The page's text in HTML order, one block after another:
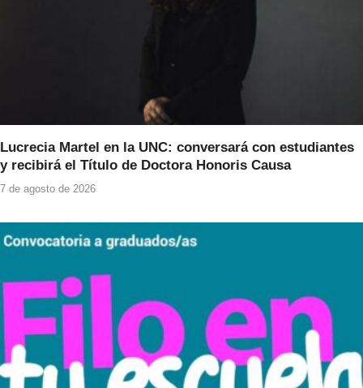
Lucrecia Martel en la UNC: conversará con estudiantes
y recibirá el Título de Doctora Honoris Causa
7 de agosto de 2026